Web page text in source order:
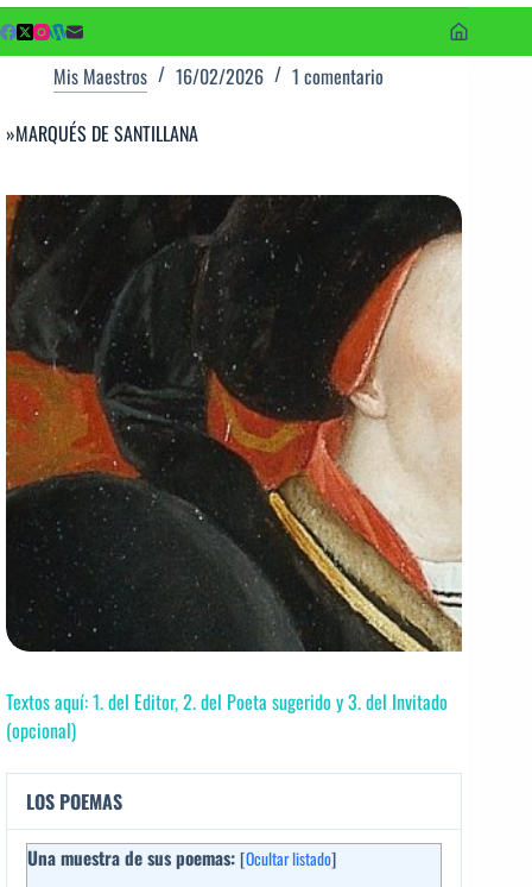
Mis Maestros 16/02/2026
1 comentario
»MARQUÉS DE SANTILLANA
Textos aquí: 1. del Editor, 2. del Poeta sugerido y 3. del Invitado
(opcional)
LOS POEMAS
Una muestra de sus poemas: [Ocultar listado]